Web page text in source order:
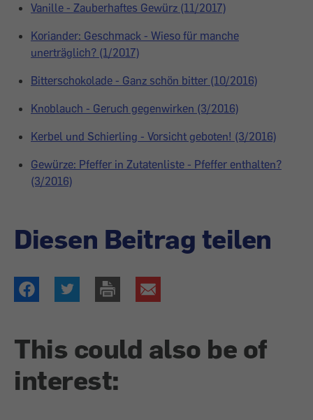
Vanille - Zauberhaftes Gewürz (11/2017)
Koriander: Geschmack - Wieso für manche
unerträglich? (1/2017)
Bitterschokolade - Ganz schön bitter (10/2016)
Knoblauch - Geruch gegenwirken (3/2016)
Kerbel und Schierling - Vorsicht geboten! (3/2016)
Gewürze: Pfeffer in Zutatenliste - Pfeffer enthalten?
(3/2016)
Diesen Beitrag teilen
This could also be of
interest: